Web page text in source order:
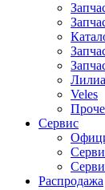
Veles
Сервис
Распродажа